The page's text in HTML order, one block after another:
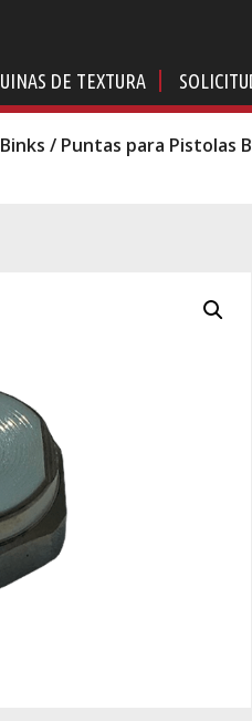
DE TEXTURA
/ Puntas para Pistolas